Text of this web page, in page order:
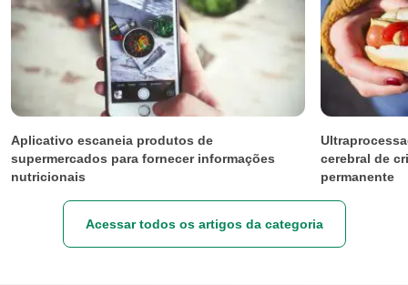
Aplicativo escaneia produtos de
supermercados para fornecer informações
nutricionais
cerebral de
permanente
Acessar todos os artigos da categoria